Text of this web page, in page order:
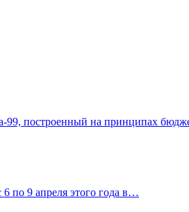
построенный на принципах
по 9 апреля этого года в…